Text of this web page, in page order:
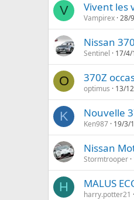
V Vivent les
Vampirex 28/
Nissan
Sentinel 17/4/
O 370Z
optimus 13/
K Nouvelle
Ken987 19/3/
Nissan
Stormtrooper
H MALUS
harry.potter21